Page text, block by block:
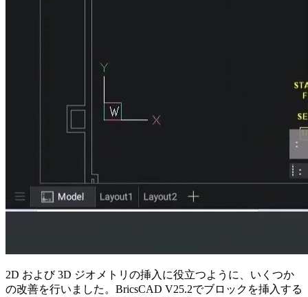
2D および 3D ジオメトリの挿入に役立つように、いくつか
の改善を行いました。BricsCAD V25.2でブロックを挿入する